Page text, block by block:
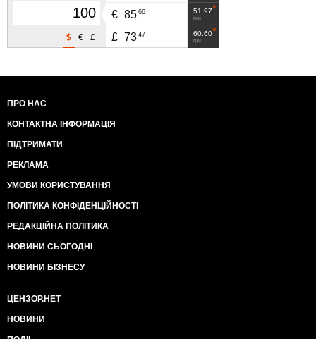
£
€
$
51.97
грн
€ 85 66
60.60
грн
£ 73 47
ПРО НАС
КОНТАКТНА ІНФОРМАЦІЯ
ПІДТРИМАТИ
РЕКЛАМА
УМОВИ КОРИСТУВАННЯ
ПОЛІТИКА КОНФІДЕНЦІЙНОСТІ
РЕДАКЦІЙНА ПОЛІТИКА
НОВИНИ СЬОГОДНІ
НОВИНИ БІЗНЕСУ
ЦЕНЗОР.НЕТ
НОВИНИ